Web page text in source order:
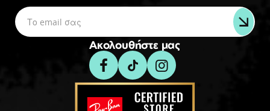
Ακολουθήστε μας